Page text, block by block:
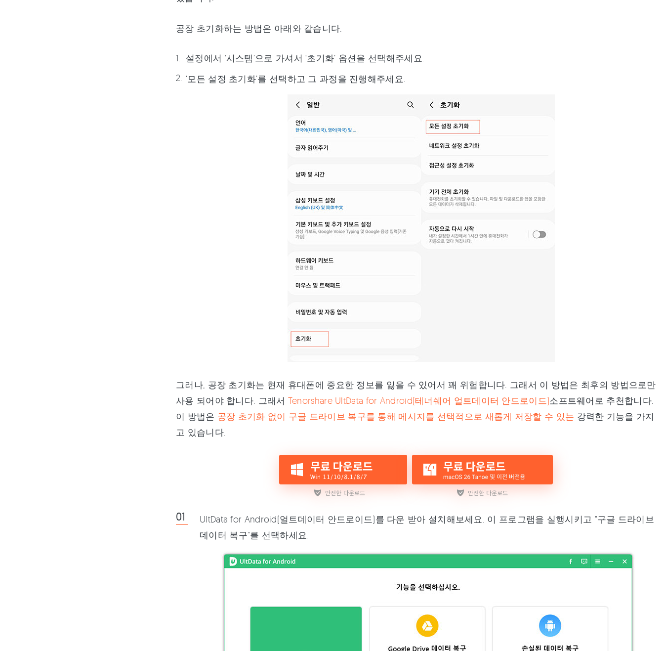
공장 초기화하는 방법은 아래와 같습니다.
설정에서 ‘시스템’으로 가셔서 ‘초기화’ 옵션을 선택해주세요.
‘모든 설정 초기화’를 선택하고 그 과정을 진행해주세요.
그러나, 공장 초기화는 현재 휴대폰에 중요한 정보를 잃을 수 있어서 꽤 위험합니다. 그래서 이 방법은 최후의 방법으로만
사용 되어야 합니다. 그래서 Tenorshare UltData for Android(테너쉐어 얼트데이터 안드로이드)소프트웨어로 추천합니다.
이 방법은 공장 초기화 없이 구글 드라이브 복구를 통해 메시지를 선택적으로 새롭게 저장할 수 있는 강력한 기능을 가지
고 있습니다.
UltData for Android(얼트데이터 안드로이드)를 다운 받아 설치해보세요. 이 프로그램을 실행시키고 "구글 드라이브
데이터 복구"를 선택하세요.